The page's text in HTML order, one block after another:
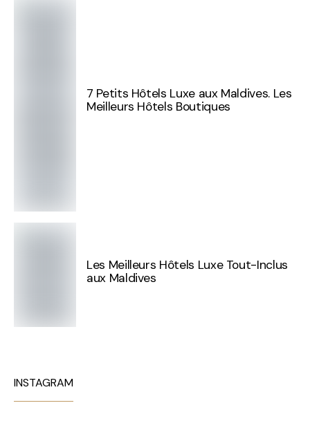
7 Petits Hôtels Luxe aux Maldives. Les
Meilleurs Hôtels Boutiques
Les Meilleurs Hôtels Luxe Tout-Inclus
aux Maldives
INSTAGRAM